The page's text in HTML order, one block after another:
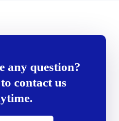
any question?
contact us